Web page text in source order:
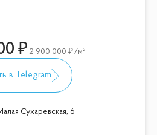
2 900 000 /м²
Сухаревская, 6